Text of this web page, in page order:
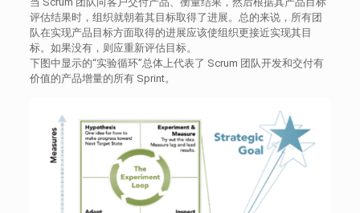
评估结果时，组织就朝着其目标取得了进展。总的来说，所有团
队在实现产品目标方面取得的进展应该使组织更接近实现其目
标。如果没有，则应重新评估目标。
下图中显示的“实验循环”总体上代表了 Scrum 团队开发和交付有
价值的产品增量的所有 Sprint。